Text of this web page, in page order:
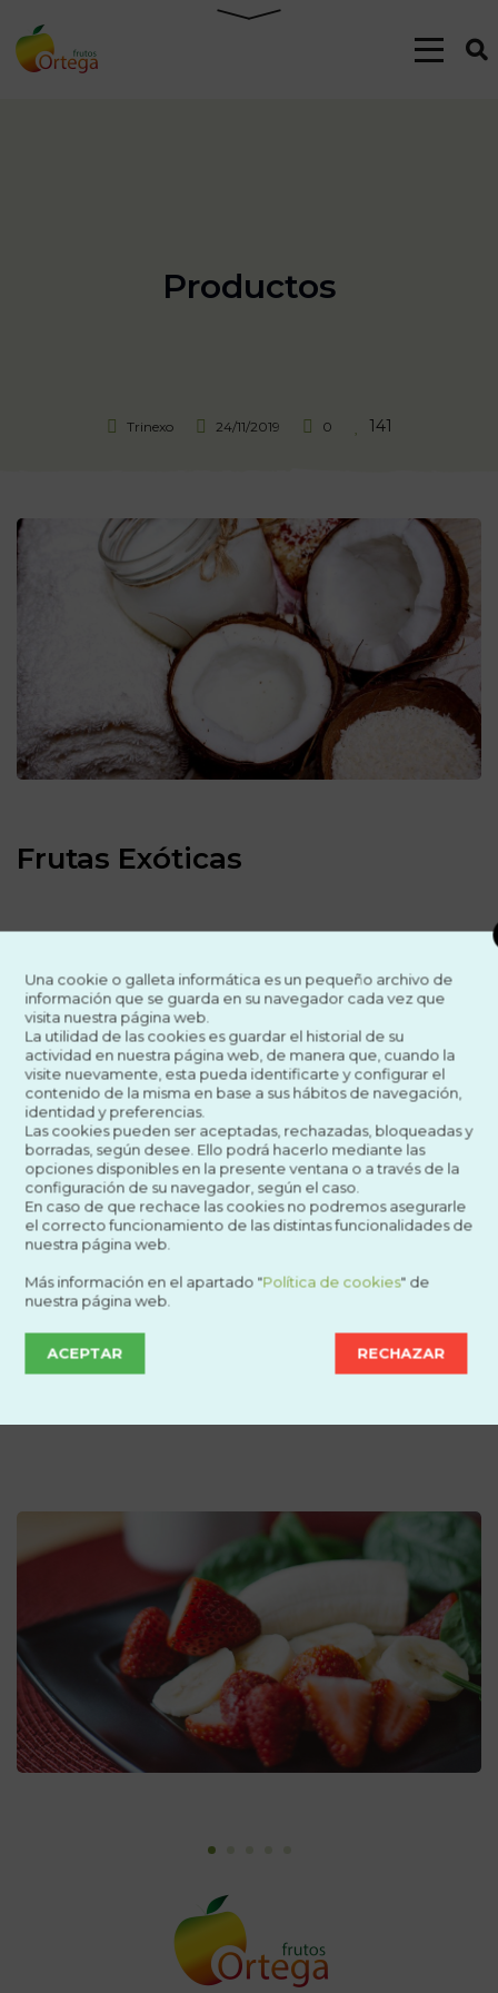
Productos
Trinexo 24/11/2019 0 141
Frutas Exóticas
Frutas dulces
Dulces
Una cookie o galleta informática es un pequeño archivo de
información que se guarda en su navegador cada vez que
visita nuestra página web.
La utilidad de las cookies es guardar el historial de su
actividad en nuestra página web, de manera que, cuando la
visite nuevamente, esta pueda identificarte y configurar el
contenido de la misma en base a sus hábitos de navegación,
identidad y preferencias.
Las cookies pueden ser aceptadas, rechazadas, bloqueadas y
borradas, según desee. Ello podrá hacerlo mediante las
opciones disponibles en la presente ventana o a través de la
configuración de su navegador, según el caso.
En caso de que rechace las cookies no podremos asegurarle
el correcto funcionamiento de las distintas funcionalidades de
nuestra página web.
Más información en el apartado "Política de cookies" de
nuestra página web.
ACEPTAR RECHAZAR